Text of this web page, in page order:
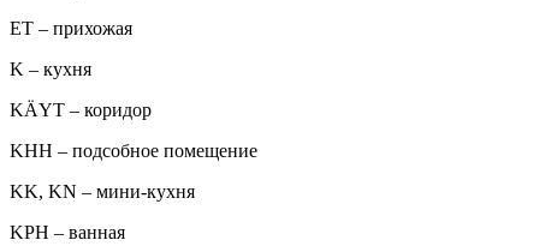
ET – прихожая
K – кухня
KÄYT – коридор
KHH – подсобное помещение
KK, KN – мини-кухня
KPH – ванная